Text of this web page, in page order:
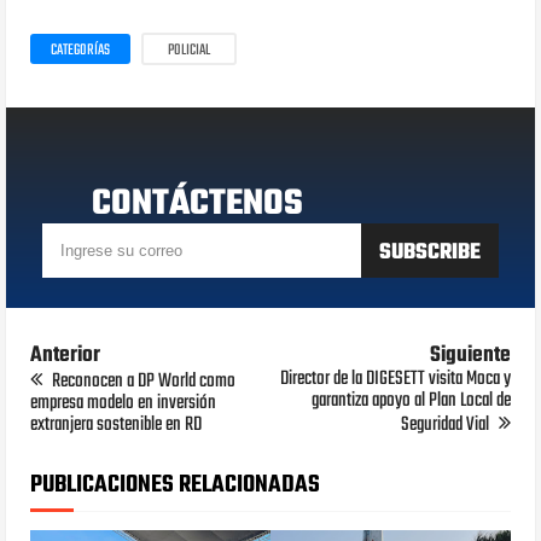
CATEGORÍAS POLICIAL
CONTÁCTENOS
Anterior
Reconocen a DP World como
empresa modelo en inversión
extranjera sostenible en RD
Siguiente
Director de la DIGESETT visita Moca y
garantiza apoyo al Plan Local de
Seguridad Vial
PUBLICACIONES RELACIONADAS